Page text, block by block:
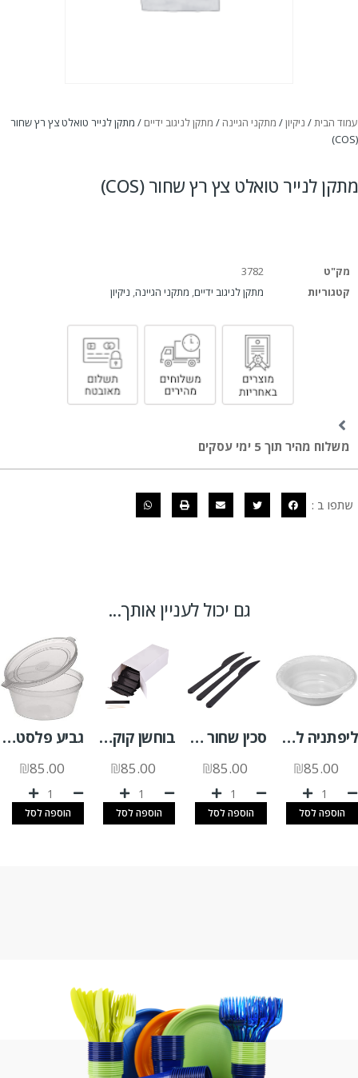
עמוד הבית/ ניקיון/ מתקני הגיינה / מתקן לניגוב ידיים / מתקן לנייר טואלט צץ רץ שחור
(COS)
מתקן לנייר טואלט צץ רץ שחור (COS)
מק"ט
3782
קטגוריות
מתקן לניגוב ידיים, מתקני הגיינה, ניקיון
משלוח מהיר תוך 5 ימי עסקים
שתפו ב :
גם יכול לעניין אותך...
ליפתניה לבן 20 יח'
₪85.00
הוספה לסל
סכין שחור מהודר 50 יח'
₪85.00
הוספה לסל
בוחשן קוקטייל שחור 100 יח'
₪85.00
הוספה לסל
גביע פלסטיק לרוטב 50CC +מכסה צמוד 1000 יח'
₪85.00
הוספה לסל